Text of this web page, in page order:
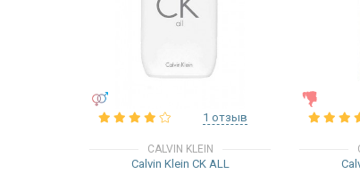
1 отзыв
CALVIN KLEIN
Calvin Klein CK ALL